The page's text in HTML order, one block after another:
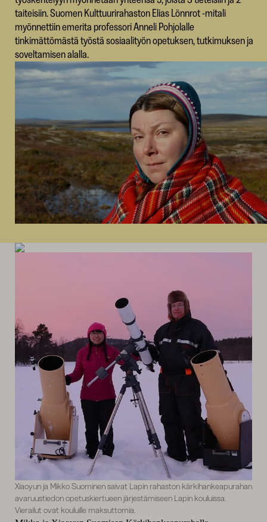
taiteisiin. Suomen Kulttuurirahaston Elias Lönnrot -mitali
myönnettiin emerita professori Anneli Pohjolalle
tinkimättömästä työstä sosiaalityön opetuksen, tutkimuksen ja
soveltamisen alalla.
Xiaoyun ja Mikko Suominen saivat Lapin rahaston kärkihankeapurahan
avaruustiedon opetuskiertueen järjestämiseen Lapin kouluissa.
Vierailut ovat kouluille maksuttomia.